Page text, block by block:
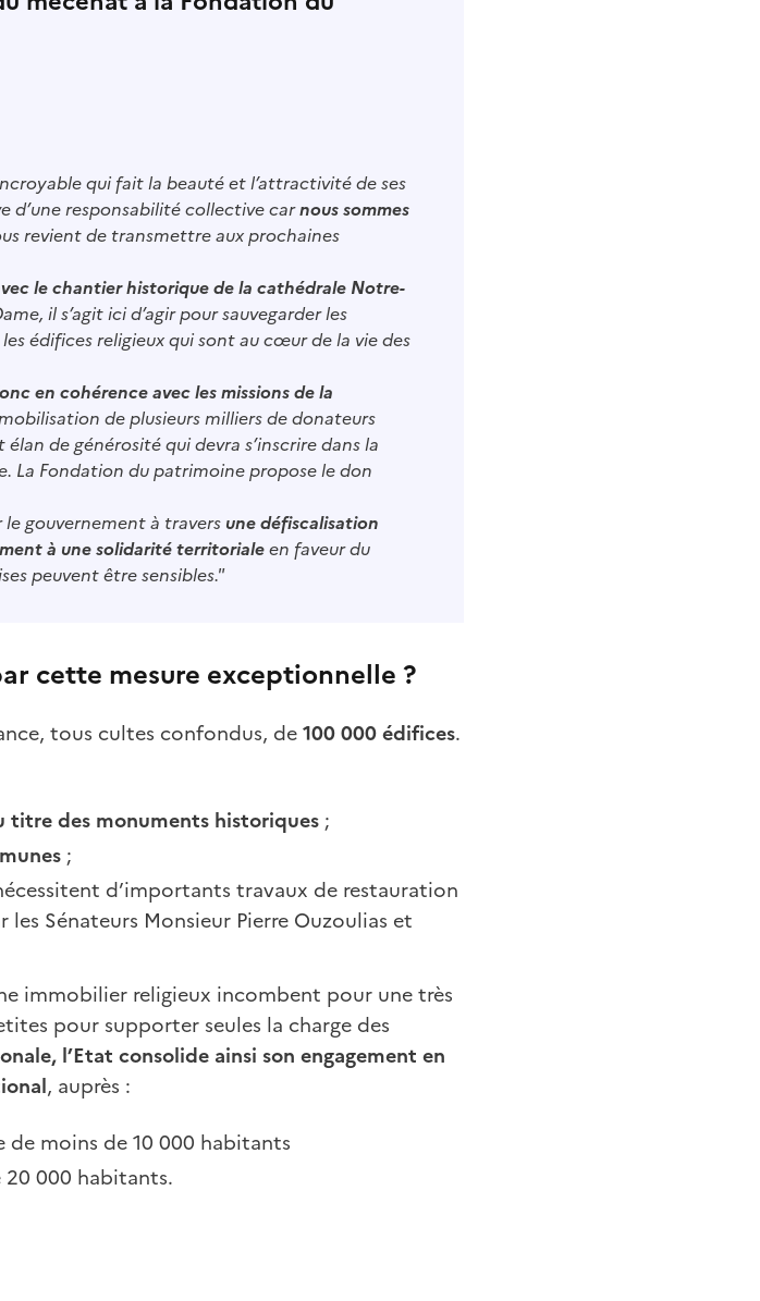
qui fait la beauté et l’attractivité de ses
d’une responsabilité collective carnous sommes
revient de transmettre aux prochaines
le chantier historique de la cathédrale Notre-
il s’agit ici d’agir pour sauvegarder les
édifices religieux qui sont au cœur de la vie des
en cohérence avec les missions de la
de plusieurs milliers de donateurs
de générosité qui devra s’inscrire dans la
La Fondation du patrimoine propose le don
gouvernement à travers une défiscalisation
à une solidarité territorialeen faveur du
peuvent être sensibles."
cette mesure exceptionnelle ?
tous cultes confondus, de100 000 édifices.
titre des monuments historiques ;
;
d’importants travaux de restauration
Sénateurs Monsieur Pierre Ouzoulias et
immobilier religieux incombent pour une très
pour supporter seules la charge des
l’Etat consolide ainsi son engagement en
, auprès :
moins de 10 000 habitants
20 000 habitants.